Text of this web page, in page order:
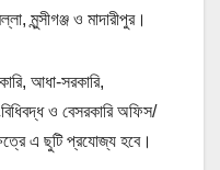
মুন্সীগঞ্জ ও মাদারীপুর।
আধা-সরকারি,
ও বেসরকারি অফিস/
এ ছুটি প্রযোজ্য হবে।